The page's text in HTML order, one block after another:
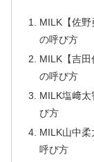
MILK【佐
の呼び方
MILK【吉
の呼び方
MILK塩﨑
び方
MILK山中
呼び方